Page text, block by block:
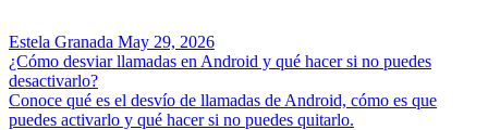
Estela Granada May 29, 2026
¿Cómo desviar llamadas en Android y qué hacer si no puedes
desactivarlo?
Conoce qué es el desvío de llamadas de Android, cómo es que
puedes activarlo y qué hacer si no puedes quitarlo.